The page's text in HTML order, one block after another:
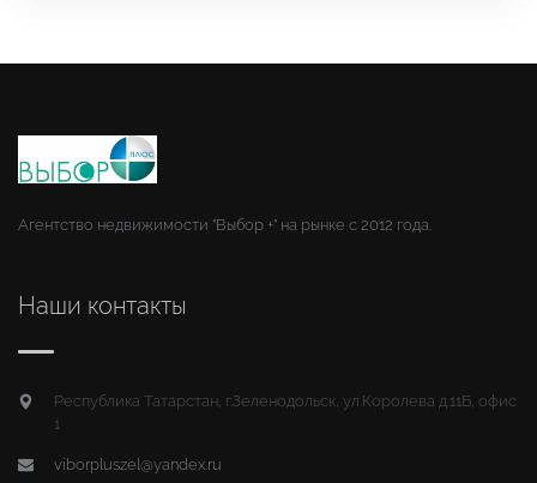
Агентство недвижимости "Выбор +" на рынке с 2012 года.
Наши контакты
Республика Татарстан, г.Зеленодольск, ул.Королева д.11Б, офис
1
viborpluszel@yandex.ru